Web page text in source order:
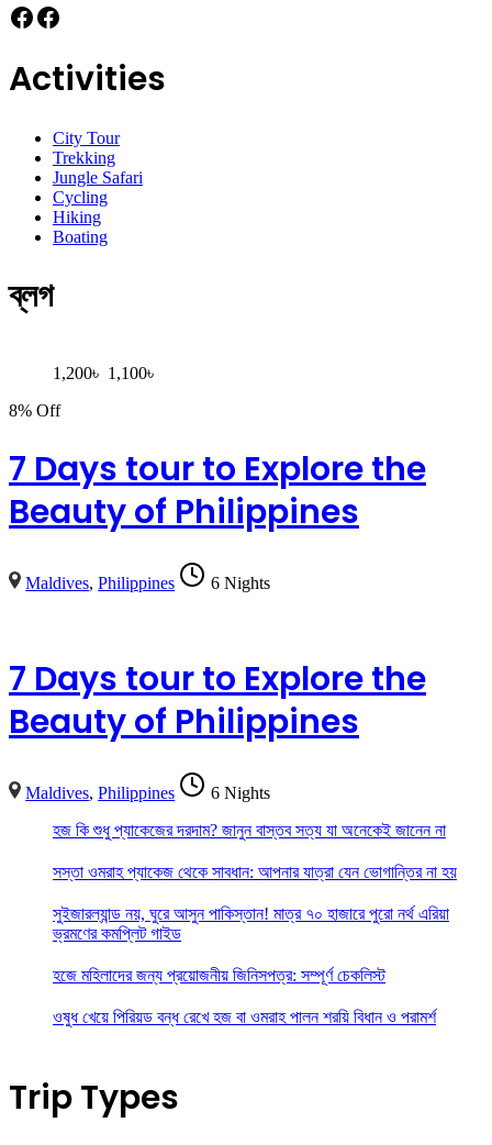
Facebook
Facebook
Activities
City Tour
Trekking
Jungle Safari
Cycling
Hiking
Boating
ব্লগ
1,200৳ 1,100৳
8% Off
7 Days tour to Explore the
Beauty of Philippines
Maldives,Philippines 6 Nights
7 Days tour to Explore the
Beauty of Philippines
Maldives,Philippines
6 Nights
হজ কি শুধু প্যাকেজের দরদাম? জানুন বাস্তব সত্য যা অনেকেই জানেন না
সস্তা ওমরাহ প্যাকেজ থেকে সাবধান: আপনার যাত্রা যেন ভোগান্তির না হয়
সুইজারল্যান্ড নয়, ঘুরে আসুন পাকিস্তান! মাত্র ৭০ হাজারে পুরো নর্থ এরিয়া
ভ্রমণের কমপ্লিট গাইড
হজে মহিলাদের জন্য প্রয়োজনীয় জিনিসপত্র: সম্পূর্ণ চেকলিস্ট
ওষুধ খেয়ে পিরিয়ড বন্ধ রেখে হজ বা ওমরাহ পালন শরয়ি বিধান ও পরামর্শ
Trip Types